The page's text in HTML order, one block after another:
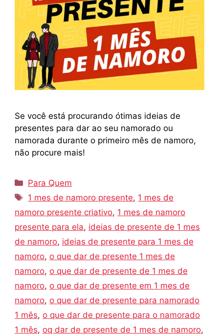
Se você está procurando ótimas ideias de
presentes para dar ao seu namorado ou
namorada durante o primeiro mês de namoro,
não procure mais!
Categorias
Para Quem
Tags
1 mes de namoro presente, 1 mes de
namoro presente criativo, 1 mes de namoro
presente para ela, ideias de presente de 1 mes
de namoro, ideias de presente para 1 mes de
namoro, o que dar de presente 1 mes de
namoro, o que dar de presente de 1 mes de
namoro, o que dar de presente em 1 mes de
namoro, o que dar de presente para namorado
1 mês, o que dar de presente para o namorado
1 mês, oq dar de presente de 1 mes de namoro,